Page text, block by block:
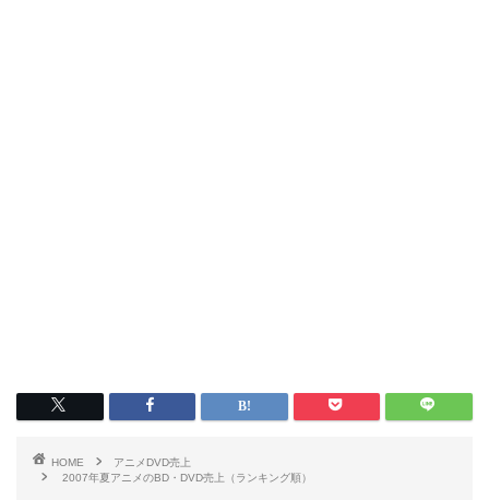
HOME
アニメDVD売上
2007年夏アニメのBD・DVD売上（ランキング順）